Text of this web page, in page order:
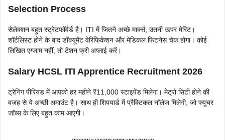
Selection Process
सेलेक्शन बहुत स्ट्रेटफॉर्वर्ड है। ITI में जितने अच्छे मार्क्स, उतनी ऊपर मेरिट।
शॉर्टलिस्ट होने के बाद डॉक्यूमेंट वेरिफिकेशन और मेडिकल फिटनेस चेक होगा। कोई
लिखित एग्जाम नहीं, तो टेंशन फ्री अप्लाई करें।
Salary HCSL ITI Apprentice Recruitment 2026
ट्रेनिंग पीरियड में आपको हर महीने ₹11,000 स्टाइपेंड मिलेगा। मेट्रो सिटी होने की
वजह से ये अच्छी अमाउंट है। साथ ही शिपयार्ड में प्रैक्टिकल नॉलेज मिलेगी, जो फ्यूचर
जॉब्स के लिए बहुत काम आएगी।